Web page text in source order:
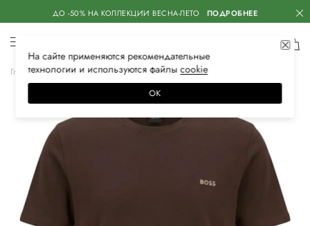
ДО -50% НА КОЛЛЕКЦИИ ВЕСНА-ЛЕТО ПОДРОБНЕЕ
Главная Мужская Нижнее белье Одежда для дома
На сайте применяются рекомендательные
технологии и используются файлысооkiе
ОК